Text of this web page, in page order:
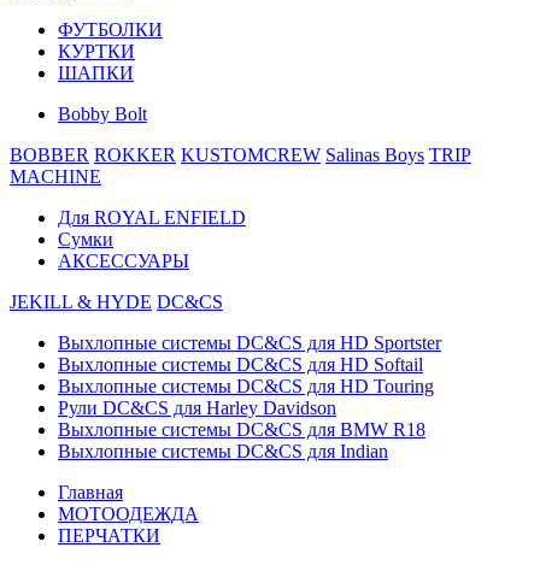
ФУТБОЛКИ
КУРТКИ
ШАПКИ
Bobby Bolt
BOBBER ROKKER KUSTOMCREW Salinas Boys TRIP
MACHINE
Для ROYAL ENFIELD
Сумки
АКСЕССУАРЫ
JEKILL & HYDE DC&CS
Выхлопные системы DC&CS для HD Sportster
Выхлопные системы DC&CS для HD Softail
Выхлопные системы DC&CS для HD Touring
Рули DC&CS для Harley Davidson
Выхлопные системы DC&CS для BMW R18
Выхлопные системы DC&CS для Indian
Главная
МОТООДЕЖДА
ПЕРЧАТКИ